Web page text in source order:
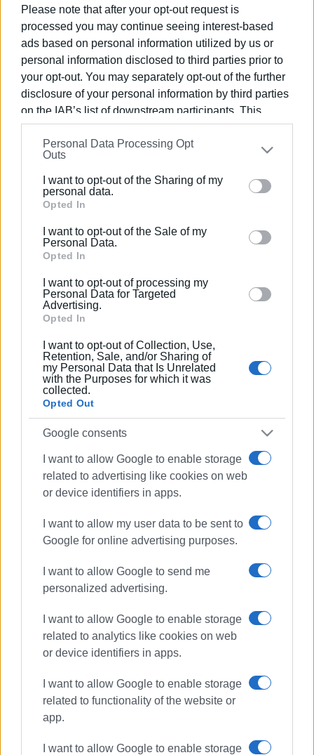
Please note that after your opt-out request is
processed you may continue seeing interest-based
ads based on personal information utilized by us or
personal information disclosed to third parties prior to
your opt-out. You may separately opt-out of the further
disclosure of your personal information by third parties
on the IAB’s list of downstream participants. This
information may also be disclosed by us to third parties
on theIAB’s List of Downstream Participants
that may
further disclose it to other third parties.
Please note that this website/app uses one or more
Google services and may gather and store information
behaviour. You may click to grant or deny consent to
Google and its third-party tags to use your data for
section.
Personal Data Processing Opt
Outs
I want to opt-out of the Sharing of my
personal data.
Opted In
I want to opt-out of the Sale of my
Personal Data.
Opted In
I want to opt-out of processing my
Personal Data for Targeted
Advertising.
Opted In
I want to opt-out of Collection, Use,
Retention, Sale, and/or Sharing of
my Personal Data that Is Unrelated
with the Purposes for which it was
collected.
Opted Out
Google consents
I want to allow Google to enable storage
related to advertising like cookies on web
or device identifiers in apps.
I want to allow my user data to be sent to
Google for online advertising purposes.
I want to allow Google to send me
personalized advertising.
I want to allow Google to enable storage
related to analytics like cookies on web
or device identifiers in apps.
I want to allow Google to enable storage
related to functionality of the website or
app.
I want to allow Google to enable storage
Συνδρομητές στο e-paper
ΦΙΛΙΠΠΟΣ ΤΣΟΥΜΑΝΗΣ ΑΠΩΛΕΙΑ
ΣΧΕΤΙΚA AΡΘΡΑ
Πέθανε ο Σπύρος Ζουπάνος
(Πινπιρέλος)
Η ματιά του Νίκου Σερβετά